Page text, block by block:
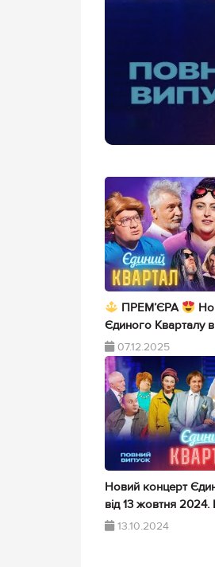
ПРЕМ’ЄРА
Єдиного Кварталу
07.12.2025
Новий концерт
від 13 жовтня 2024.
13.10.2024